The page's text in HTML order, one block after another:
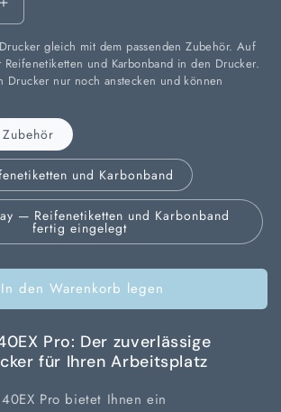
Erhöhe
die
Menge
für
ARGOX
2140EX
PRO
USB
Transfer-
Etikettendrucker
gleich mit dem passenden Zubehör. Auf
und Karbonband in den Drucker.
Drucker nur noch anstecken und können
und Karbonband
— Reifenetiketten und Karbonband
fertig eingelegt
In den Warenkorb legen
Pro: Der zuverlässige
für Ihren Arbeitsplatz
Pro bietet Ihnen ein